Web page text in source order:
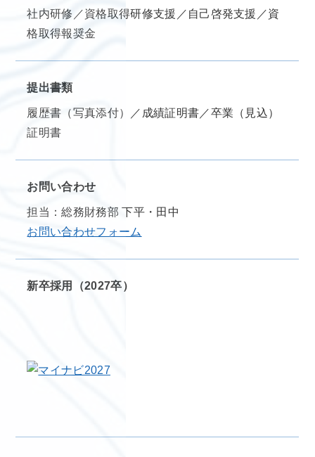
社内研修／資格取得研修支援／自己啓発支援／資
格取得報奨金
提出書類
履歴書（写真添付）／成績証明書／卒業（見込）
証明書
お問い合わせ
担当：総務財務部 下平・田中
お問い合わせフォーム
新卒採用（2027卒）